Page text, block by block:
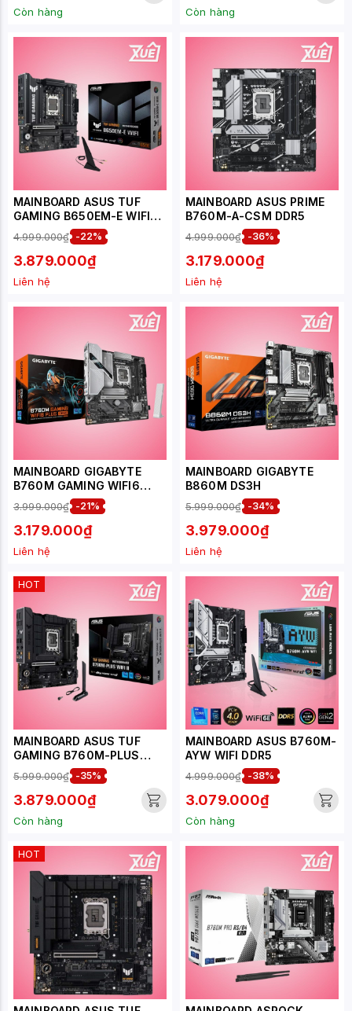
Còn hàng Còn hàng
MAINBOARD ASUS TUF
GAMING B650EM-E WIFI
DDR5 (BLUETOOTH)
4.999.000₫ -22%
3.879.000₫
Liên hệ
MAINBOARD ASUS PRIME
B760M-A-CSM DDR5
4.999.000₫ -36%
3.179.000₫
Liên hệ
MAINBOARD GIGABYTE
B760M GAMING WIFI6
PLUS GEN5
3.999.000₫ -21%
3.179.000₫
Liên hệ
MAINBOARD GIGABYTE
B860M DS3H
5.999.000₫ -34%
3.979.000₫
Liên hệ
HOT
MAINBOARD ASUS TUF
GAMING B760M-PLUS
WIFI II DDR5
5.999.000₫ -35%
3.879.000₫
Còn hàng
MAINBOARD ASUS B760M-
AYW WIFI DDR5
4.999.000₫ -38%
3.079.000₫
Còn hàng
HOT